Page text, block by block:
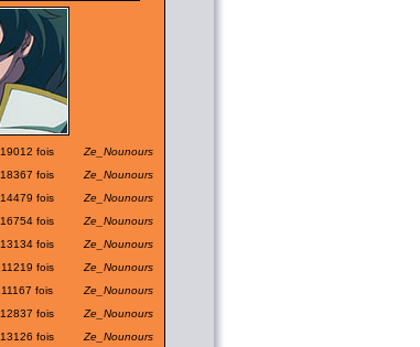
19012 fois Ze_Nounours
18367 fois Ze_Nounours
14479 fois Ze_Nounours
16754 fois Ze_Nounours
13134 fois Ze_Nounours
11219 fois Ze_Nounours
11167 fois Ze_Nounours
12837 fois Ze_Nounours
13126 fois Ze_Nounours